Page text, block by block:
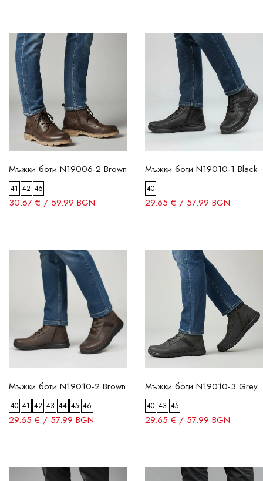
Мъжки боти N19006-2 Brown
41 42 45
30.67 € / 59.99 BGN
Мъжки боти N19010-1 Black
40
29.65 € / 57.99 BGN
Мъжки боти N19010-2 Brown
40 41 42 43 44 45 46
29.65 € / 57.99 BGN
Мъжки боти N19010-3 Grey
40 43 45
29.65 € / 57.99 BGN